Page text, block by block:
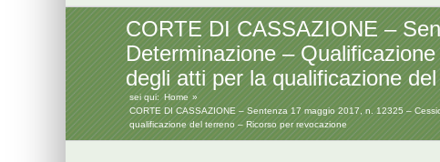
CORTE DI CASSAZIONE –
Determinazione –
degli atti per la qualificazione
sei qui: Home
CORTE DI CASSAZIONE – Sentenza 17 maggio 2017, n. 12325 –
qualificazione del terreno – Ricorso per revocazione